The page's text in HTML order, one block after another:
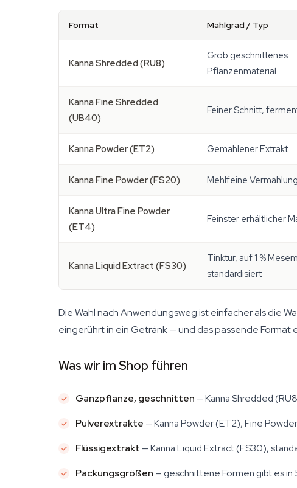
Format Mahlgrad / Typ
Kanna Shredded (RU8)
Grob geschnittenes
Pflanzenmaterial
Kanna Fine Shredded
(UB40)
Feiner Schnitt,
Kanna Powder (ET2) Gemahlener Extrakt
Kanna Fine Powder (FS20) Mehlfeine Vermahlung
Kanna Ultra Fine Powder
(ET4)
Feinster erhältlicher
Kanna Liquid Extract (FS30)
Tinktur, auf 1 %
standardisiert
Die Wahl nach Anwendungsweg ist einfacher als die
eingerührt in ein Getränk — und das passende Format
Was wir im Shop führen
Ganzpflanze, geschnitten — Kanna Shredded
Pulverextrakte — Kanna Powder (ET2), Fine
Flüssigextrakt — Kanna Liquid Extract (FS30),
Packungsgrößen — geschnittene Formen gibt es in